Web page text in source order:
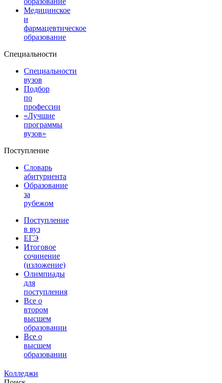
Медицинское
и
фармацевтическое
образование
Специальности
Специальности
вузов
Подбор
по
профессии
«Лучшие
программы
вузов»
Поступление
Словарь
абитуриента
Образование
за
рубежом
Поступление
в вуз
ЕГЭ
Итоговое
сочинение
(изложение)
Олимпиады
для
поступления
Все о
втором
высшем
образовании
Все о
высшем
образовании
Колледжи